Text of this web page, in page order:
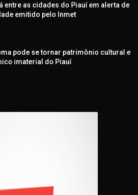
entre as cidades do Piauí em alerta de
emitido pelo Inmet
pode se tornar patrimônio cultural e
imaterial do Piauí